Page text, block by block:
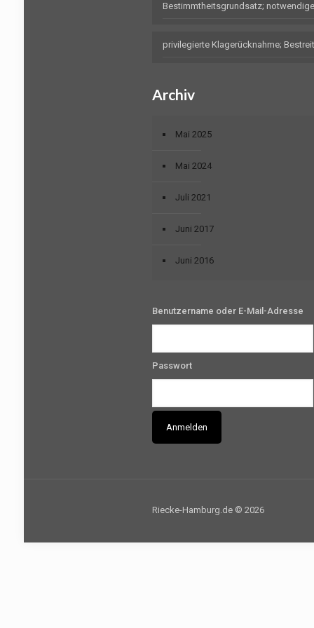
Bestimmtheitsgrundsatz;
privilegierte Klagerücknahme;
Archiv
Mai 2025
Mai 2024
Juli 2021
Juni 2017
Juni 2016
Benutzername oder E-Mail-Adresse
Passwort
Riecke-Hamburg.de © 2026